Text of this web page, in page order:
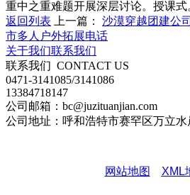
重中之重难题开展深层讨论。授课式
返回列表
上一篇： 沙漠穿越团建公
市多人户外拓展电话
关于我们联系我们
联系我们 CONTACT US
0471-3141085/3141086
13384718147
公司邮箱：bc@juzituanjian.com
公司地址：呼和浩特市赛罕区万立水
网站地图 XML